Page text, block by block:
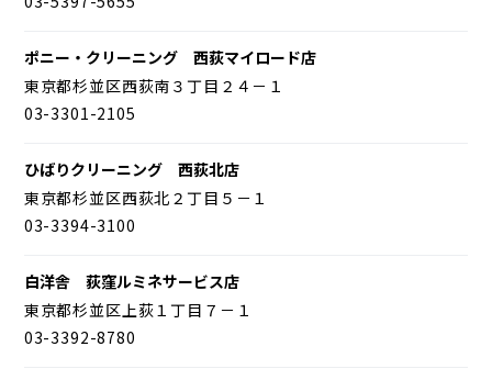
ポニー・クリーニング 西荻マイロード店
東京都杉並区西荻南３丁目２４－１
03-3301-2105
ひばりクリーニング 西荻北店
東京都杉並区西荻北２丁目５－１
03-3394-3100
白洋舎 荻窪ルミネサービス店
東京都杉並区上荻１丁目７－１
03-3392-8780